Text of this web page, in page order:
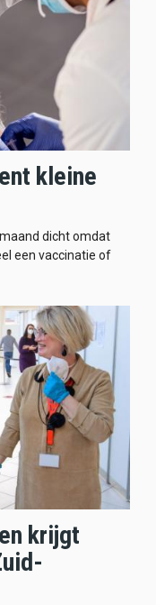
kleine
dicht omdat
een vaccinatie of
krijgt